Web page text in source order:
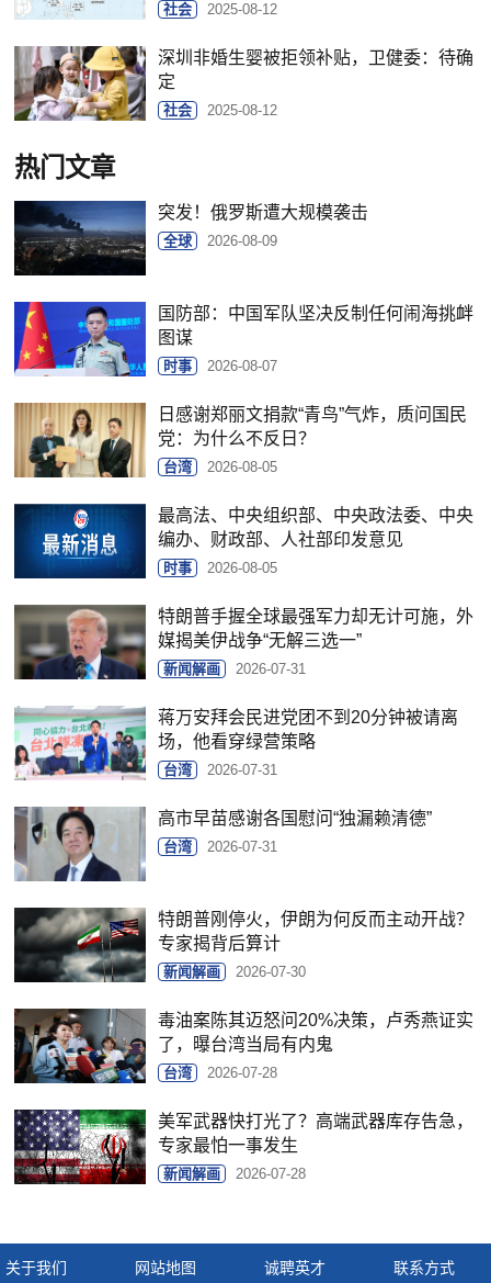
社会 2025-08-12
深圳非婚生婴被拒领补贴，卫健委：待确
定
社会 2025-08-12
热门文章
突发！俄罗斯遭大规模袭击
全球 2026-08-09
国防部：中国军队坚决反制任何闹海挑衅
图谋
时事 2026-08-07
日感谢郑丽文捐款“青鸟”气炸，质问国民
党：为什么不反日？
台湾 2026-08-05
最高法、中央组织部、中央政法委、中央
编办、财政部、人社部印发意见
时事 2026-08-05
特朗普手握全球最强军力却无计可施，外
媒揭美伊战争“无解三选一”
新闻解画 2026-07-31
蒋万安拜会民进党团不到20分钟被请离
场，他看穿绿营策略
台湾 2026-07-31
高市早苗感谢各国慰问“独漏赖清德”
台湾 2026-07-31
特朗普刚停火，伊朗为何反而主动开战？
专家揭背后算计
新闻解画 2026-07-30
毒油案陈其迈怒问20%决策，卢秀燕证实
了，曝台湾当局有内鬼
台湾 2026-07-28
美军武器快打光了？高端武器库存告急，
专家最怕一事发生
新闻解画 2026-07-28
关于我们 网站地图 诚聘英才 联系方式